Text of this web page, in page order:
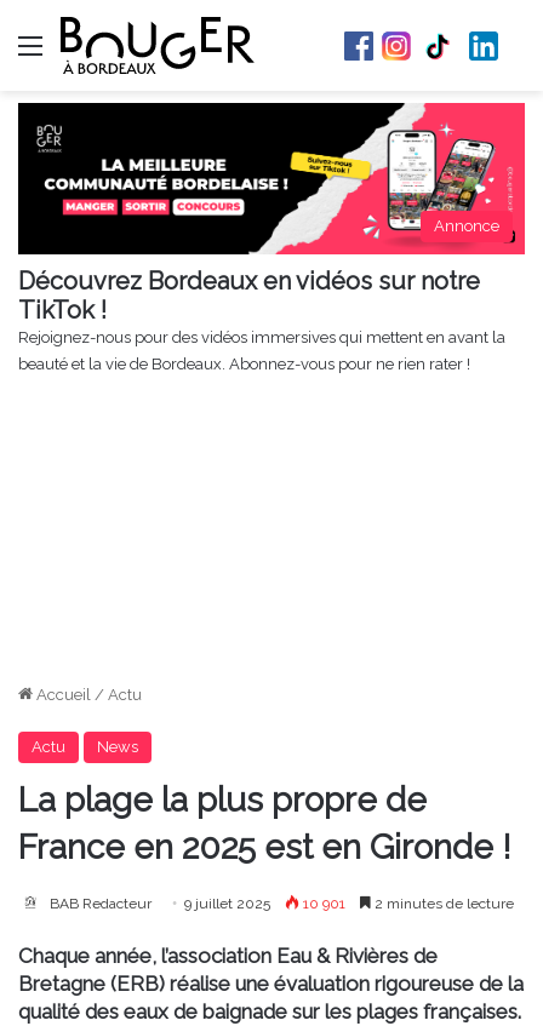
Menu
Annonce
Découvrez Bordeaux en vidéos sur notre
TikTok !
Rejoignez-nous pour des vidéos immersives qui mettent en avant la
beauté et la vie de Bordeaux. Abonnez-vous pour ne rien rater !
Accueil / Actu
Actu News
La plage la plus propre de
France en 2025 est en Gironde !
BAB Redacteur 9 juillet 2025 10 901 2 minutes de lecture
Chaque année, l’association Eau & Rivières de
Bretagne (ERB) réalise une évaluation rigoureuse de la
qualité des eaux de baignade sur les plages françaises.